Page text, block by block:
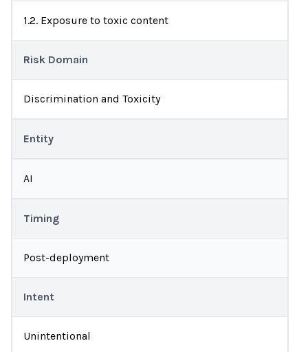
1.2. Exposure to toxic content
Risk Domain
Discrimination and Toxicity
Entity
AI
Timing
Post-deployment
Intent
Unintentional